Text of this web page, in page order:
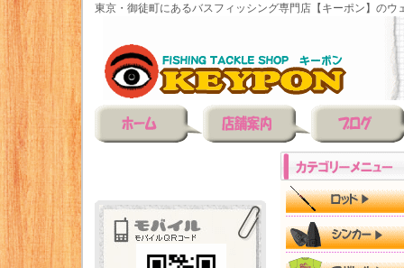
東京・御徒町にあるバスフィッシング専門店【キーポン】のウ